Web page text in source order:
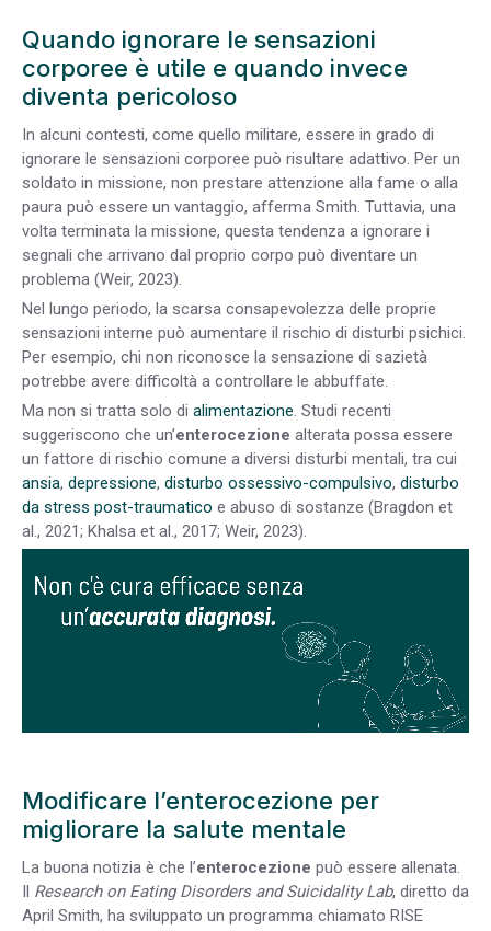
Quando ignorare le sensazioni
corporee è utile e quando invece
diventa pericoloso
In alcuni contesti, come quello militare, essere in grado di
ignorare le sensazioni corporee può risultare adattivo. Per un
soldato in missione, non prestare attenzione alla fame o alla
paura può essere un vantaggio, afferma Smith. Tuttavia, una
volta terminata la missione, questa tendenza a ignorare i
segnali che arrivano dal proprio corpo può diventare un
problema (Weir, 2023).
Nel lungo periodo, la scarsa consapevolezza delle proprie
sensazioni interne può aumentare il rischio di disturbi psichici.
Per esempio, chi non riconosce la sensazione di sazietà
potrebbe avere difficoltà a controllare le abbuffate.
Ma non si tratta solo di alimentazione . Studi recenti
suggeriscono che un’enterocezione alterata possa essere
un fattore di rischio comune a diversi disturbi mentali, tra cui
ansia, depressione, disturbo ossessivo-compulsivo, disturbo
da stress post-traumatico e abuso di sostanze (Bragdon et
al., 2021; Khalsa et al., 2017; Weir, 2023).
Modificare l’enterocezione per
migliorare la salute mentale
La buona notizia è che l’enterocezione può essere allenata.
Il Research on Eating Disorders and Suicidality Lab, diretto da
April Smith, ha sviluppato un programma chiamato RISE